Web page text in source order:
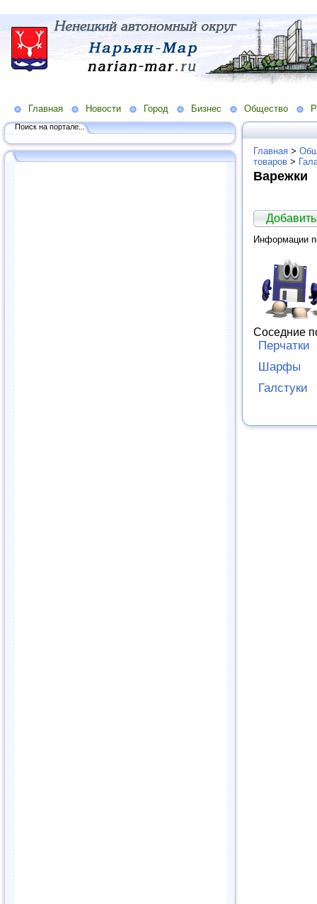
Главная Новости Город Бизнес Общество
Поиск на портале...
Главная >
товаров >
Варежки
Информации
Соседние
Перчатки
Шарфы
Галстуки